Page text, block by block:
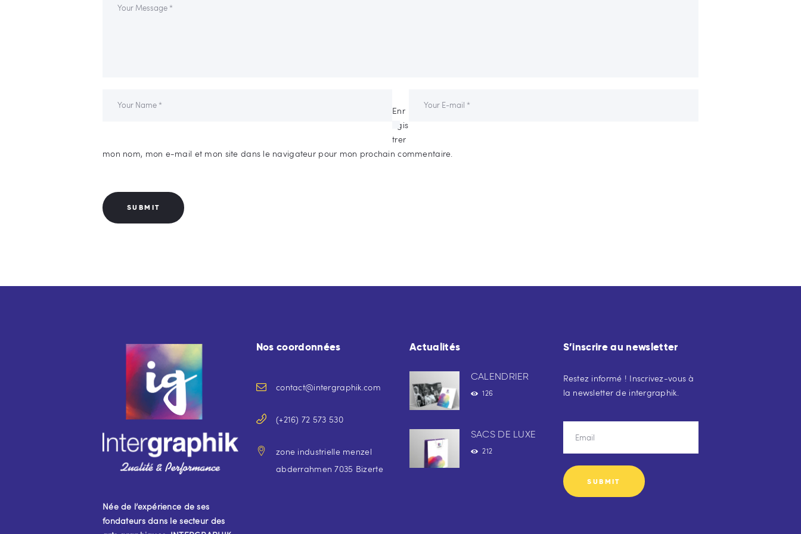
Enr
egis
trer
mon nom, mon e-mail et mon site dans le navigateur pour mon prochain commentaire.
Née de l’expérience de ses
fondateurs dans le secteur des
Nos coordonnées
contact@intergraphik.com
(+216) 72 573 530
zone industrielle menzel
abderrahmen 7035 Bizerte
Actualités
CALENDRIER
126
SACS DE LUXE
212
S’inscrire au newsletter
Restez informé ! Inscrivez-vous à
la newsletter de intergraphik.